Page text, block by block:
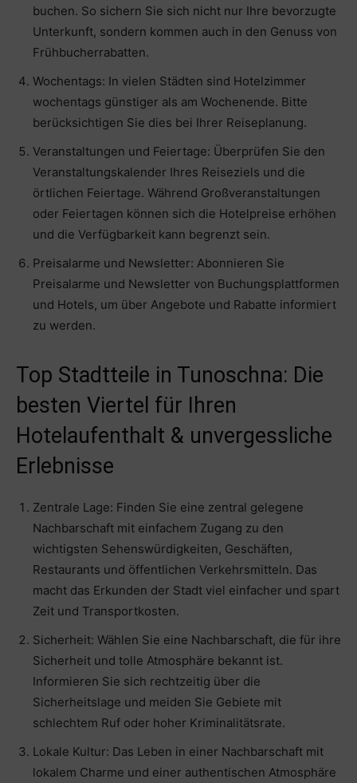
buchen. So sichern Sie sich nicht nur Ihre bevorzugte
Unterkunft, sondern kommen auch in den Genuss von
Frühbucherrabatten.
Wochentags: In vielen Städten sind Hotelzimmer
wochentags günstiger als am Wochenende. Bitte
berücksichtigen Sie dies bei Ihrer Reiseplanung.
Veranstaltungen und Feiertage: Überprüfen Sie den
Veranstaltungskalender Ihres Reiseziels und die
örtlichen Feiertage. Während Großveranstaltungen
oder Feiertagen können sich die Hotelpreise erhöhen
und die Verfügbarkeit kann begrenzt sein.
Preisalarme und Newsletter: Abonnieren Sie
Preisalarme und Newsletter von Buchungsplattformen
und Hotels, um über Angebote und Rabatte informiert
zu werden.
Top Stadtteile in Tunoschna: Die
besten Viertel für Ihren
Hotelaufenthalt & unvergessliche
Erlebnisse
Zentrale Lage: Finden Sie eine zentral gelegene
Nachbarschaft mit einfachem Zugang zu den
wichtigsten Sehenswürdigkeiten, Geschäften,
Restaurants und öffentlichen Verkehrsmitteln. Das
macht das Erkunden der Stadt viel einfacher und spart
Zeit und Transportkosten.
Sicherheit: Wählen Sie eine Nachbarschaft, die für ihre
Sicherheit und tolle Atmosphäre bekannt ist.
Informieren Sie sich rechtzeitig über die
Sicherheitslage und meiden Sie Gebiete mit
schlechtem Ruf oder hoher Kriminalitätsrate.
Lokale Kultur: Das Leben in einer Nachbarschaft mit
lokalem Charme und einer authentischen Atmosphäre